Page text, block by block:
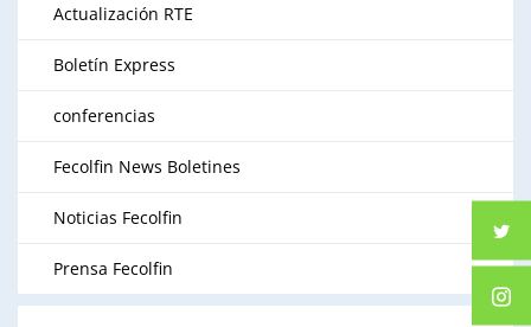
Actualización RTE
Boletín Express
conferencias
Fecolfin News Boletines
Noticias Fecolfin
Prensa Fecolfin